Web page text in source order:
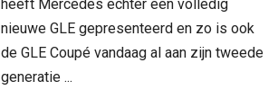
heeft Mercedes echter een volledig
nieuwe GLE gepresenteerd en zo is ook
de GLE Coupé vandaag al aan zijn tweede
generatie ...